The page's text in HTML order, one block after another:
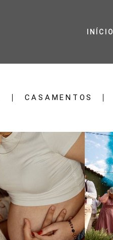
INÍCIO
CASAMENTOS
0